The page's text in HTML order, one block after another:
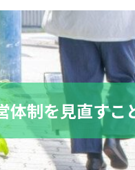
制を見直すこ